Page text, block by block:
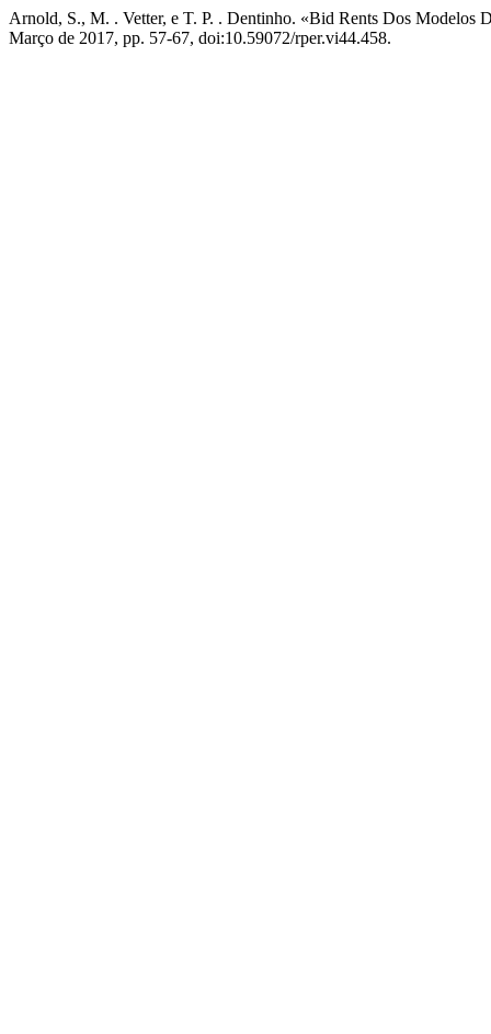
Arnold, S., M. . Vetter, e T. P. . Dentinho. «Bid Rents Dos
Março de 2017, pp. 57-67, doi:10.59072/rper.vi44.458.